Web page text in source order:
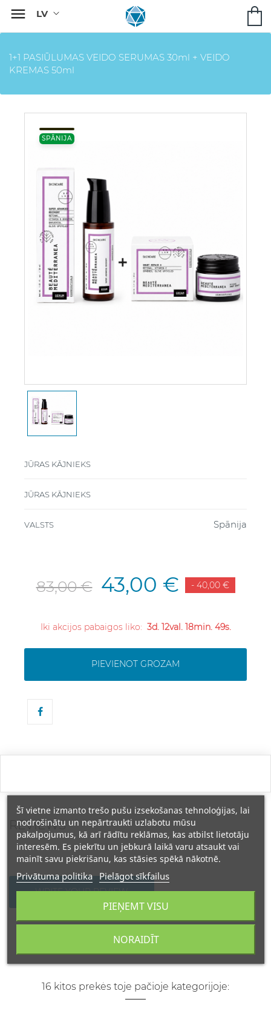

1+1 PASIŪLUMAS VEIDO SERUMAS 30ml + VEIDO
KREMAS 50ml
SPĀNIJA
JŪRAS KĀJNIEKS
JŪRAS KĀJNIEKS
VALSTS Spānija
83,00 € 43,00 € - 40,00 €
Iki akcijos pabaigos liko: 3d. 12val. 18min. 49s.
PIEVIENOT GROZAM
REVIEWS
WRITE YOUR REVIEW
16 kitos prekės toje pačioje kategorijoje:
Šī vietne izmanto trešo pušu izsekošanas tehnoloģijas, lai
nodrošinātu un nepārtraukti uzlabotu mūsu
pakalpojumus, kā arī rādītu reklāmas, kas atbilst lietotāju
interesēm. Es piekrītu un jebkurā laikā varu atsaukt vai
mainīt savu piekrišanu, kas stāsies spēkā nākotnē.
Privātuma politika Pielāgot sīkfailus
NORAIDĪT
PIEŅEMT VISU